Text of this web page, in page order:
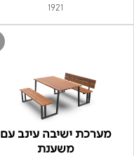
1921
מערכת ישיבה עינב עם
משענת